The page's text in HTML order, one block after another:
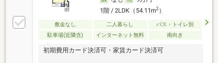
1階 / 2LDK（54.11m2）
敷金なし 二人暮らし
バス・トイレ別
駐車場(近隣含)
インターネット無料 南向き
初期費用カード決済可・家賃カード決済可